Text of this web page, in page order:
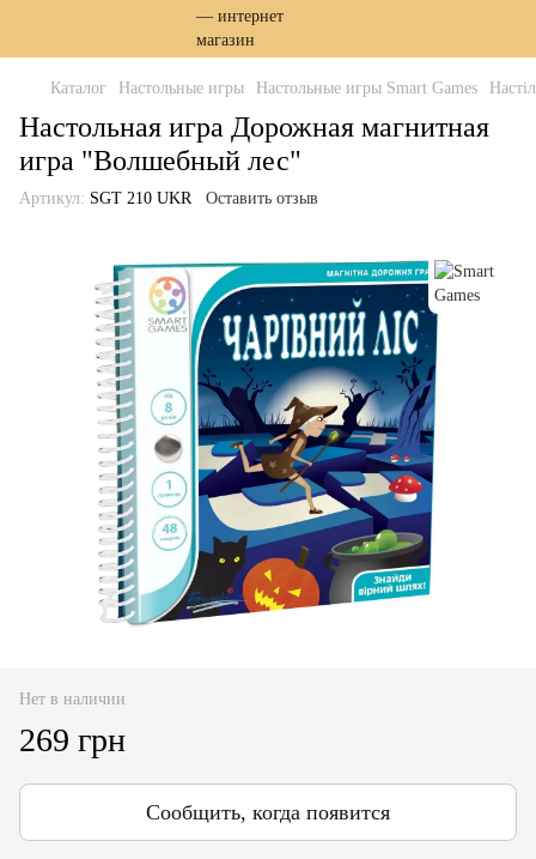
Каталог Настольные игры Настольные игры Smart Games
Настольная игра Дорожная магнитная
игра "Волшебный лес"
Артикул: SGT 210 UKR Оставить отзыв
Нет в наличии
269 грн
Сообщить, когда появится